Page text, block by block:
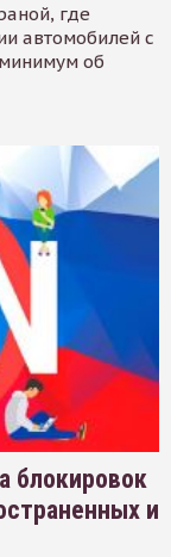
где
автомобилей с
об
блокировок
и